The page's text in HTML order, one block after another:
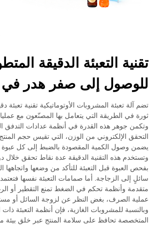
تقنية التعبئة الدقيقة
للوصول إلى صفر هدر في
تضم آلة تعبئة المشروبات الأوتوماتيكية تقنية
ثورة في الطريقة التي يتعامل بها المصنّعون مع
وتكمن جوهر هذه القدرة في أنظمة عدادات التدفق
التحقق الإلكتروني من الوزن، التي تقيس حجم المنتج
يضمن وصول الكمية المقصودة بالضبط إلى كل
وتستخدم هذه التقنية الدقيقة عدة نقاط تحقق خلال
بفحص العبوة قبل التعبئة للتأكد من وضعها
سائلٍ إلى الزجاجة. أما صمامات التعبئة نفسها
متقدمة وأنظمة تحكم في الضغط تمنع التقطير أو
عملية الصرف، بغض النظر عن لزوجة السائل أو
وبالنسبة للمشروبات الغازية، فإن أنظمة التعبئة
المتخصصة تحافظ على سلامة المنتج عبر خلق بيئة